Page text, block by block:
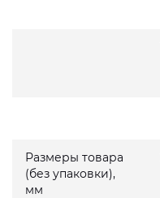
Размеры товара
(без упаковки),
мм